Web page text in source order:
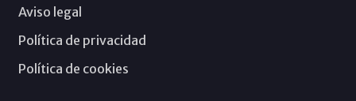
Aviso legal
Política de privacidad
Política de cookies